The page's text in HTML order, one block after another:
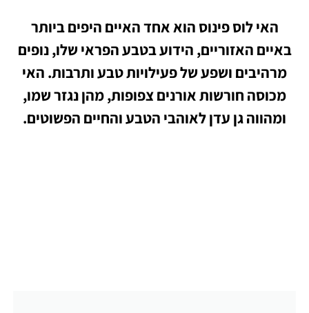
האי לוס פינוס הוא אחד האיים היפים ביותר
באיים האזוריים, הידוע בטבע הפראי שלו, נופים
מרהיבים ושפע של פעילויות טבע ותרבות. האי
מכוסה חורשות אורנים צפופות, מהן נגזר שמו,
ומהווה גן עדן לאוהבי הטבע והחיים הפשוטים.